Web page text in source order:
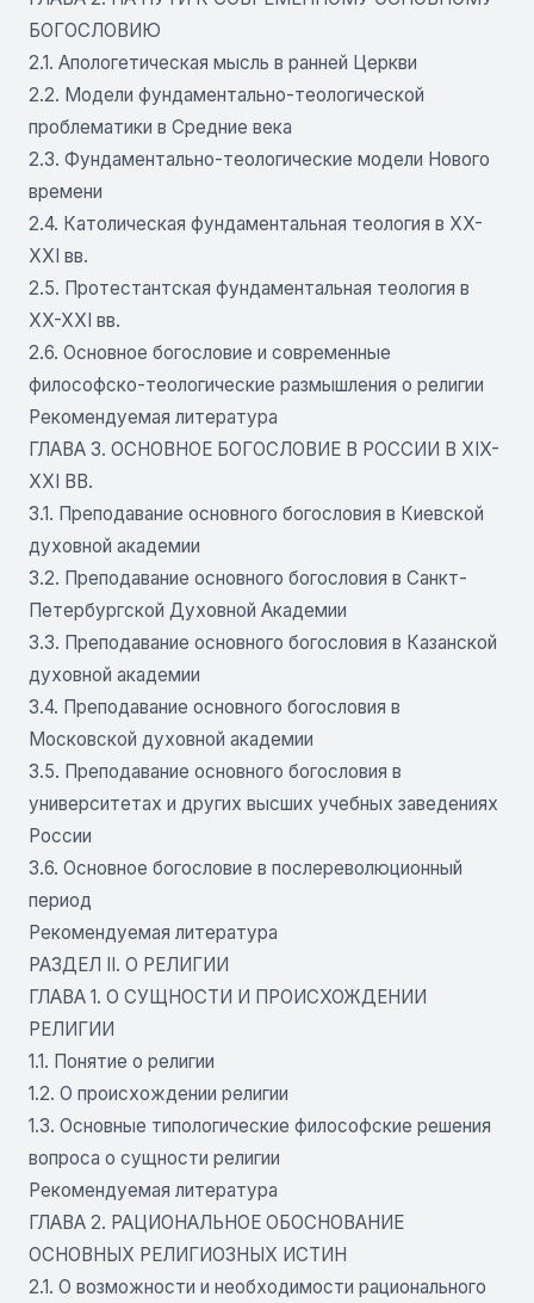
БОГОСЛОВИЮ
2.1. Апологетическая мысль в ранней Церкви
2.2. Модели фундаментально-теологической
проблематики в Средние века
2.3. Фундаментально-теологические модели Нового
времени
2.4. Католическая фундаментальная теология в XX-
XXI вв.
2.5. Протестантская фундаментальная теология в
XX-XXI вв.
2.6. Основное богословие и современные
философско-теологические размышления о религии
Рекомендуемая литература
ГЛАВА 3. ОСНОВНОЕ БОГОСЛОВИЕ В РОССИИ В XIX-
XXI ВВ.
3.1. Преподавание основного богословия в Киевской
духовной академии
3.2. Преподавание основного богословия в Санкт-
Петербургской Духовной Академии
3.3. Преподавание основного богословия в Казанской
духовной академии
3.4. Преподавание основного богословия в
Московской духовной академии
3.5. Преподавание основного богословия в
университетах и других высших учебных заведениях
России
3.6. Основное богословие в послереволюционный
период
Рекомендуемая литература
РАЗДЕЛ II. О РЕЛИГИИ
ГЛАВА 1. О СУЩНОСТИ И ПРОИСХОЖДЕНИИ
РЕЛИГИИ
1.1. Понятие о религии
1.2. О происхождении религии
1.3. Основные типологические философские решения
вопроса о сущности религии
Рекомендуемая литература
ГЛАВА 2. РАЦИОНАЛЬНОЕ ОБОСНОВАНИЕ
ОСНОВНЫХ РЕЛИГИОЗНЫХ ИСТИН
2.1. О возможности и необходимости рационального